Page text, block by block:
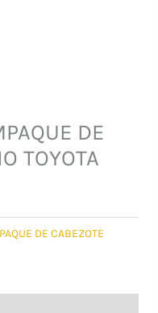
DE
TOYOTA
DE CABEZOTE